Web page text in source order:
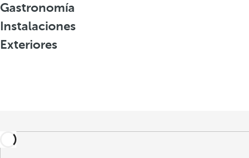
Gastronomía
Instalaciones
Exteriores